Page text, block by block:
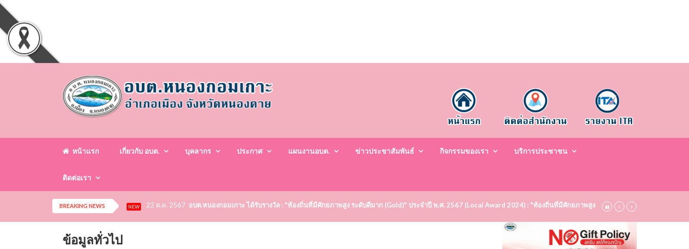
หน้าแรก เกี่ยวกับ อบต. บุคลากร ประกาศ แผนงานอบต. ข่าวประชาสัมพันธ์ กิจกรรมของเรา บริการประชาชน
ติดต่อเรา
BREAKING NEWS NEW 22 ต.ค. 2567 อบต.หนองกอมเกาะ ได้รับรางวัล : "ท้องถิ่นที่มีศักยภาพสูง ระดับดีมาก (Gold)" ประจำปี พ.ศ. 2567 (Local Award 2024) : "ท้องถิ่นที่มีศักยภาพสูง ระดับชมเชย (Bronze)" ประจำ
ข้อมูลทั่วไป